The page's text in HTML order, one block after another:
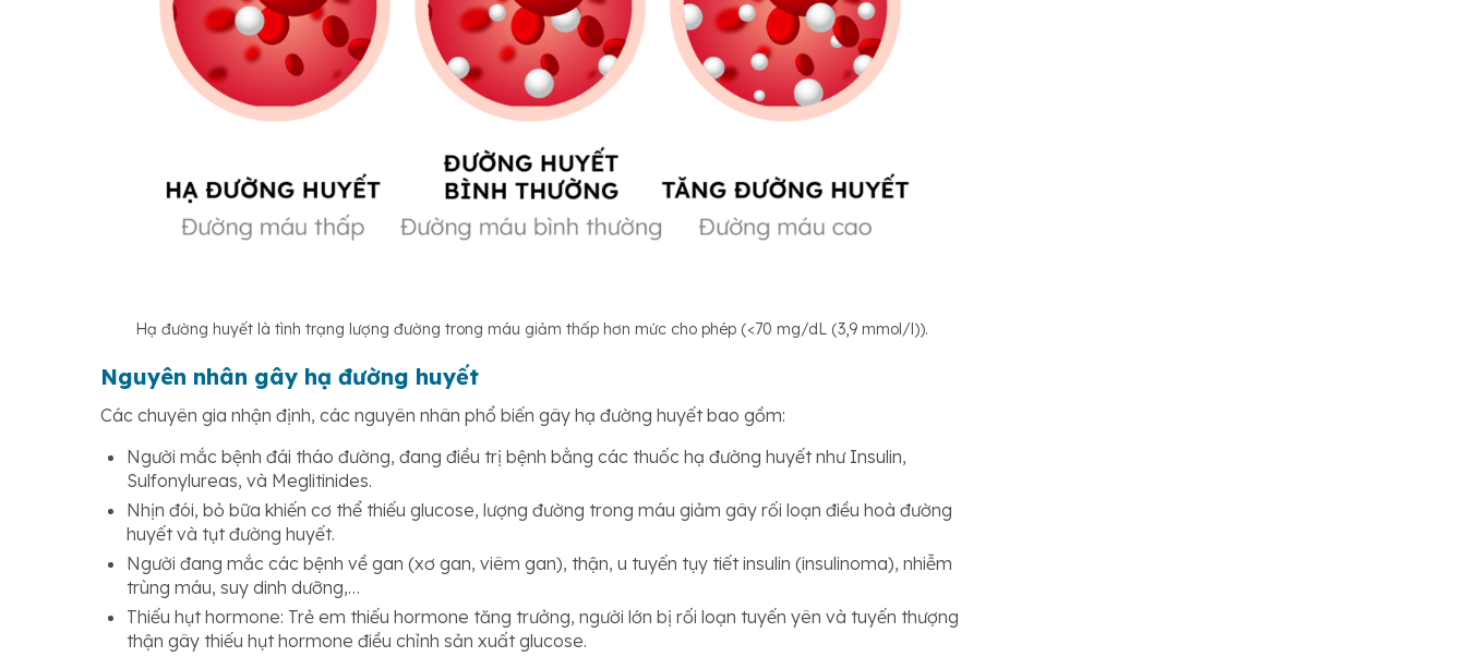
Hạ đường huyết là tình trạng lượng đường trong máu giảm thấp hơn mức cho phép (<70 mg/dL (3,9 mmol/l)).
Nguyên nhân gây hạ đường huyết
Các chuyên gia nhận định, các nguyên nhân phổ biến gây hạ đường huyết bao gồm:
Người mắc bệnh đái tháo đường, đang điều trị bệnh bằng các thuốc hạ đường huyết như Insulin,
Sulfonylureas, và Meglitinides.
Nhịn đói, bỏ bữa khiến cơ thể thiếu glucose, lượng đường trong máu giảm gây rối loạn điều hoà đường
huyết và tụt đường huyết.
Người đang mắc các bệnh về gan (xơ gan, viêm gan), thận, u tuyến tụy tiết insulin (insulinoma), nhiễm
trùng máu, suy dinh dưỡng,…
Thiếu hụt hormone: Trẻ em thiếu hormone tăng trưởng, người lớn bị rối loạn tuyến yên và tuyến thượng
thận gây thiếu hụt hormone điều chỉnh sản xuất glucose.